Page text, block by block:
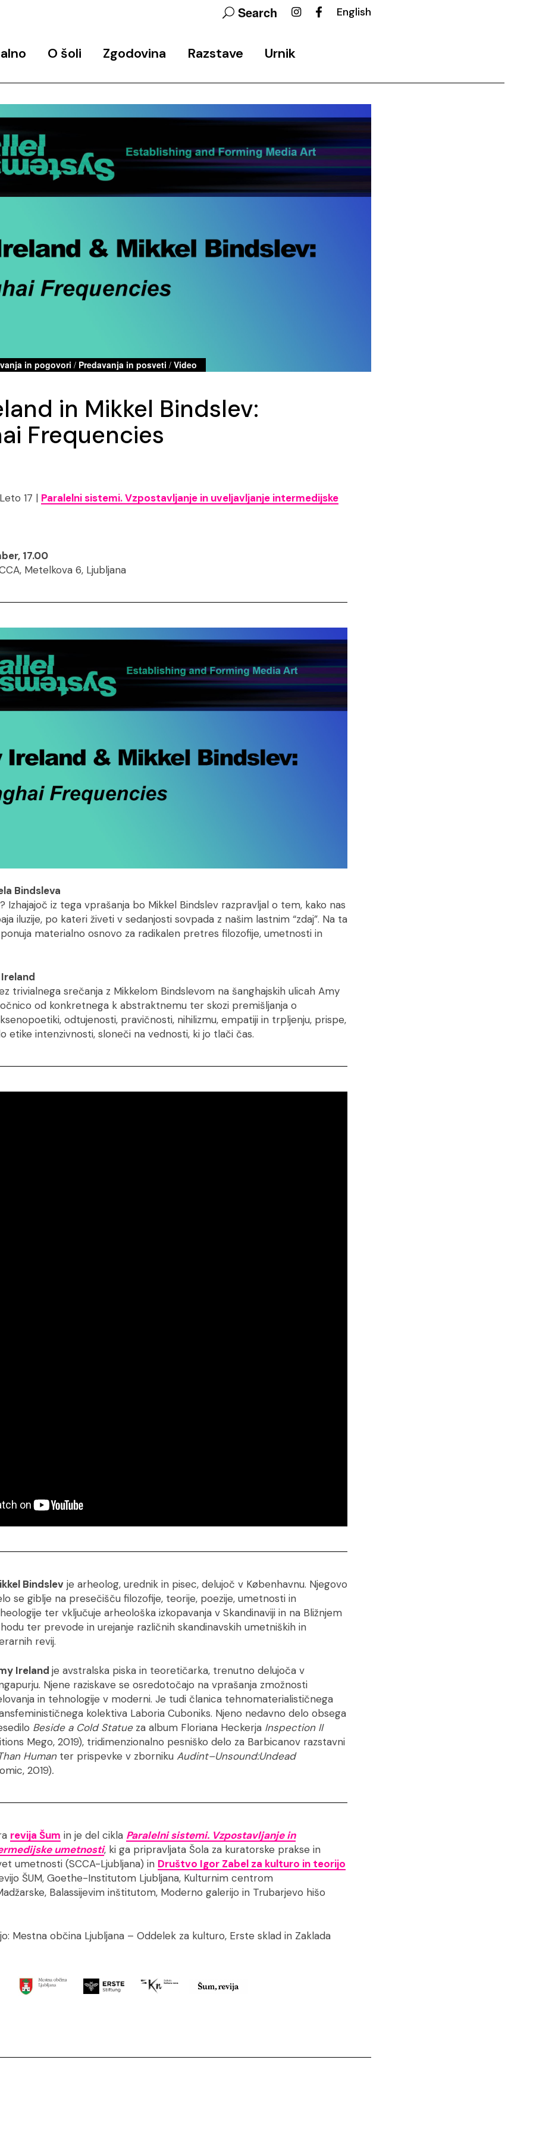
Search English
O šoli
Udeleženke_
Partnerji
Zgodovina
delavnic
Studio 6
Razstave
projekti
Urnik
in pogovori / Predavanja in posveti / Video
in Mikkel Bindslev:
Frequencies
17 | Paralelni sistemi. Vzpostavljanje in uveljavljanje intermedijske
17.00
Metelkova 6, Ljubljana
Bindsleva
Izhajajoč iz tega vprašanja bo Mikkel Bindslev razpravljal o tem, kako nas
iluzije, po kateri živeti v sedanjosti sovpada z našim lastnim “zdaj”. Na ta
materialno osnovo za radikalen pretres filozofije, umetnosti in
trivialnega srečanja z Mikkelom Bindslevom na šanghajskih ulicah Amy
od konkretnega k abstraktnemu ter skozi premišljanja o
odtujenosti, pravičnosti, nihilizmu, empatiji in trpljenju, prispe,
etike intenzivnosti, sloneči na vednosti, ki jo tlači čas.
Bindslev je arheolog, urednik in pisec, delujoč v Københavnu. Njegovo
se giblje na presečišču filozofije, teorije, poezije, umetnosti in
ter vključuje arheološka izkopavanja v Skandinaviji in na Bližnjem
ter prevode in urejanje različnih skandinavskih umetniških in
revij.
Ireland je avstralska piska in teoretičarka, trenutno delujoča v
Njene raziskave se osredotočajo na vprašanja zmožnosti
in tehnologije v moderni. Je tudi članica tehnomaterialističnega
kolektiva Laboria Cuboniks. Njeno nedavno delo obsega
Beside a Cold Statueza album Floriana Heckerja Inspection II
Mego, 2019), tridimenzionalno pesniško delo za Barbicanov razstavni
Human ter prispevke v zborniku Audint–Unsound:Undead
2019).
revija Šum in je del cikla Paralelni sistemi. Vzpostavljanje in
umetnosti, ki ga pripravljata Šola za kuratorske prakse in
umetnosti (SCCA-Ljubljana) in Društvo Igor Zabel za kulturo in teorijo
ŠUM, Goethe-Institutom Ljubljana, Kulturnim centrom
Balassijevim inštitutom, Moderno galerijo in Trubarjevo hišo
Mestna občina Ljubljana – Oddelek za kulturo, Erste sklad in Zaklada